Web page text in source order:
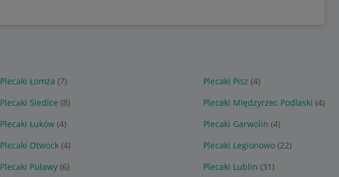
Plecaki Łomża (7) Plecaki Pisz (4)
Plecaki Siedlce (8) Plecaki Międzyrzec Podlaski (4)
Plecaki Łuków (4) Plecaki Garwolin (4)
Plecaki Otwock (4) Plecaki Legionowo (22)
Plecaki Puławy (6) Plecaki Lublin (31)